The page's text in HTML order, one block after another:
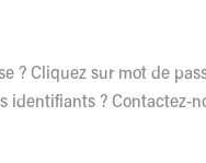
? Cliquez sur mot de
identifiants ? Contactez-